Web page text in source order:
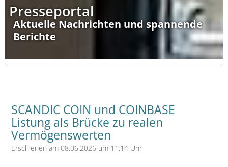
Presseportal
Aktuelle Nachrichten und spannende
Berichte
SCANDIC COIN und COINBASE
Listung als Brücke zu realen
Vermögenswerten
Erschienen am 08.06.2026 um 11:14 Uhr